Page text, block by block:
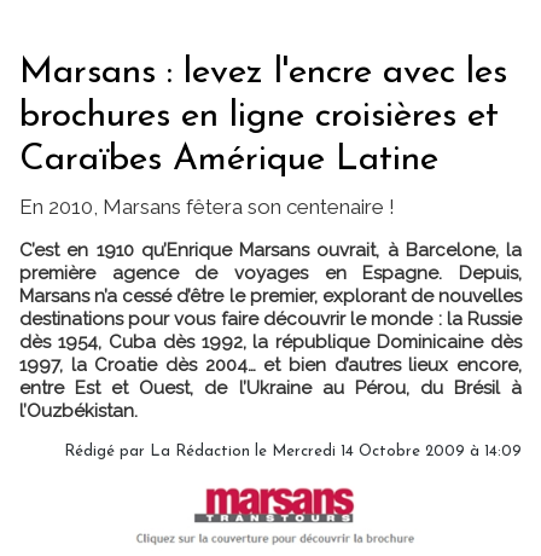
Marsans : levez l'encre avec les
brochures en ligne croisières et
Caraïbes Amérique Latine
En 2010, Marsans fêtera son centenaire !
C’est en 1910 qu’Enrique Marsans ouvrait, à Barcelone, la
première agence de voyages en Espagne. Depuis,
Marsans n’a cessé d’être le premier, explorant de nouvelles
destinations pour vous faire découvrir le monde : la Russie
dès 1954, Cuba dès 1992, la république Dominicaine dès
1997, la Croatie dès 2004… et bien d’autres lieux encore,
entre Est et Ouest, de l’Ukraine au Pérou, du Brésil à
l’Ouzbékistan.
Rédigé par La Rédaction le Mercredi 14 Octobre 2009 à 14:09